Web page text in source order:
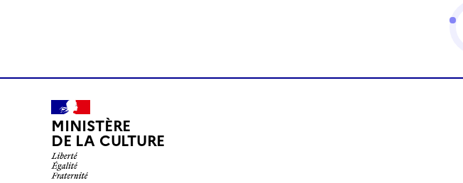
MINISTÈRE
DE LA CULTURE